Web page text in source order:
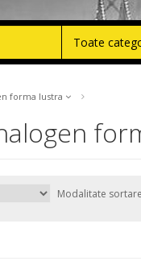
Toate
forma lustra
Modalitate